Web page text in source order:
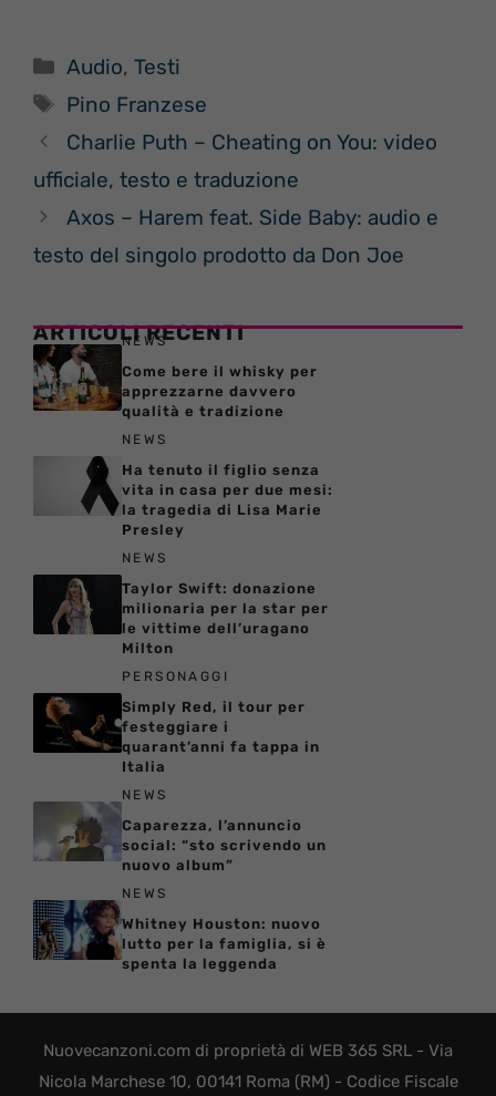
Categorie
Audio,Testi
Tag
Pino Franzese
Charlie Puth – Cheating on You: video
ufficiale, testo e traduzione
Axos – Harem feat. Side Baby: audio e
testo del singolo prodotto da Don Joe
ARTICOLI RECENTI
NEWS
Come bere il whisky per
apprezzarne davvero
qualità e tradizione
NEWS
Ha tenuto il figlio senza
vita in casa per due mesi:
la tragedia di Lisa Marie
Presley
NEWS
Taylor Swift: donazione
milionaria per la star per
le vittime dell’uragano
Milton
PERSONAGGI
Simply Red, il tour per
festeggiare i
quarant’anni fa tappa in
Italia
NEWS
Caparezza, l’annuncio
social: “sto scrivendo un
nuovo album”
NEWS
Whitney Houston: nuovo
lutto per la famiglia, si è
spenta la leggenda
Nuovecanzoni.com di proprietà di WEB 365 SRL - Via
Nicola Marchese 10, 00141 Roma (RM) - Codice Fiscale